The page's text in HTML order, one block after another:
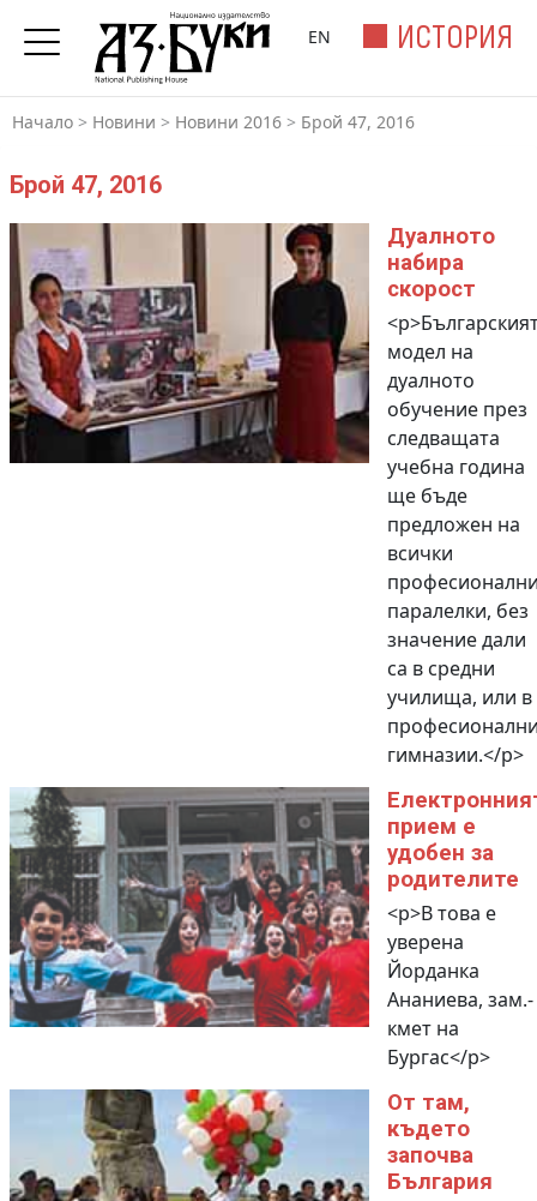
ИСТОРИЯ
EN
Начало > Новини > Новини 2016 > Брой 47, 2016
Брой 47, 2016
Дуалното
набира
скорост
модел на
дуалното
обучение през
следващата
учебна година
ще бъде
предложен на
всички
паралелки, без
значение дали
са в средни
училища, или в
гимназии.</p>
прием е
удобен за
родителите
<p>В това е
уверена
Йорданка
Ананиева, зам.-
кмет на
Бургас</p>
От там,
където
започва
България